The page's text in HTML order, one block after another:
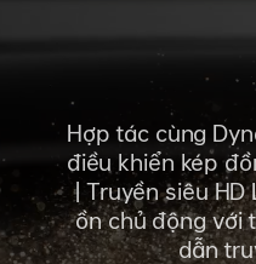
Hợp tác cùng
điều khiển kép
| Truyền siêu HD
ồn chủ động với
dẫn